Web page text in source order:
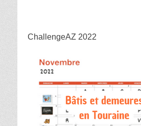
ChallengeAZ 2022